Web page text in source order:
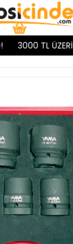
3000 TL ÜZERİ